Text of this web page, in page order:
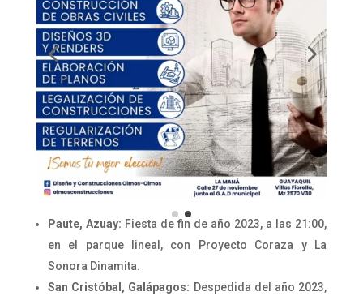
Paute, Azuay: Fiesta de fin de año 2023, a las 21:00,
en el parque lineal, con Proyecto Coraza y La
Sonora Dinamita.
San Cristóbal, Galápagos: Despedida del año 2023,